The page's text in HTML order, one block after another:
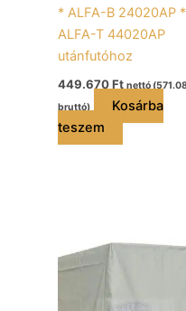
* ALFA-B 24020AP *
ALFA-T 44020AP
utánfutóhoz
449.670Ft nettó (
bruttó)
Kosárba
teszem